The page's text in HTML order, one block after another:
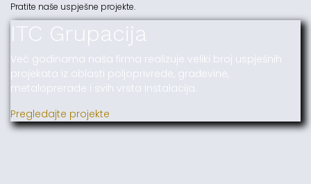
Pratite naše uspješne projekte.
ITC Grupacija
Već godinama naša firma realizuje veliki broj uspješnih
projekata iz oblasti poljoprivrede, građevine,
metaloprerade i svih vrsta instalacija.
Pregledajte projekte